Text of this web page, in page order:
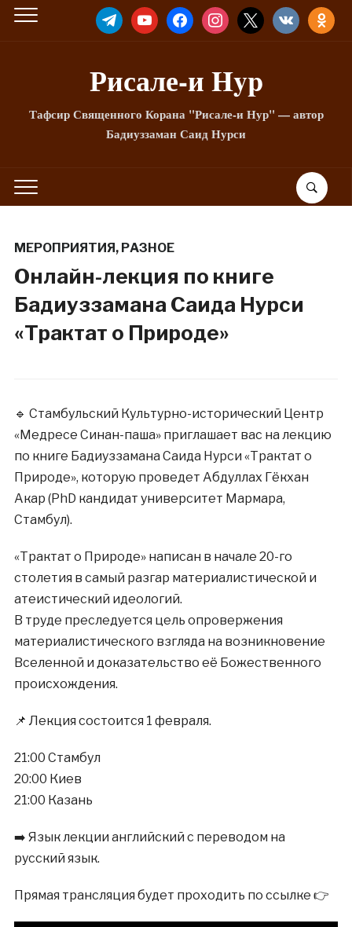
TELEGRAMYOUTUBEFACEBOOKINSTAGRAM
X VKONTAKTE
Рисале-и Hyp
Тафсир Священного Корана "Рисале-и Нур" — автор
Бадиуззаман Саид Нурси
МЕРОПРИЯТИЯ, РАЗНОЕ
Онлайн-лекция по книге
Бадиуззамана Саида Нурси
«Трактат о Природе»
🔹 Стамбульский Культурно-исторический Центр
«Медресе Синан-паша» приглашает вас на лекцию
по книге Бадиуззамана Саида Нурси «Трактат о
Природе», которую проведет Абдуллах Гёкхан
Акар (PhD кандидат университет Мармара,
Стамбул).
«Трактат о Природе» написан в начале 20-го
столетия в самый разгар материалистической и
атеистический идеологий.
В труде преследуется цель опровержения
материалистического взгляда на возникновение
Вселенной и доказательство её Божественного
происхождения.
📌 Лекция состоится 1 февраля.
21:00 Стамбул
20:00 Киев
21:00 Казань
➡️ Язык лекции английский с переводом на
русский язык.
Прямая трансляция будет проходить по ссылке 👉